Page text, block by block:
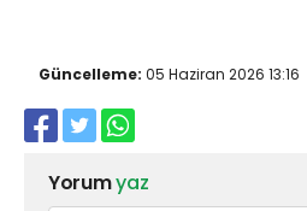
Güncelleme: 05 Haziran 2026 13:16
Yorumyaz